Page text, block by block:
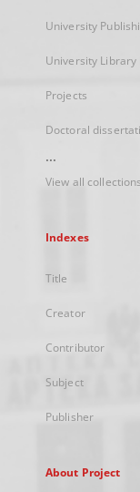
University
University Library
Projects
Doctoral
...
View all collections
Indexes
Title
Creator
Contributor
Subject
Publisher
About Project